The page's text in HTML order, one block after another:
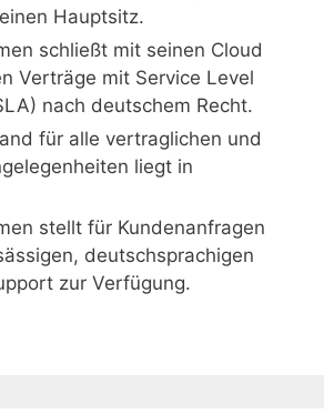
Hauptsitz.
schließt mit seinen Cloud
Verträge mit Service Level
nach deutschem Recht.
für alle vertraglichen und
liegt in
stellt für Kundenanfragen
deutschsprachigen
zur Verfügung.